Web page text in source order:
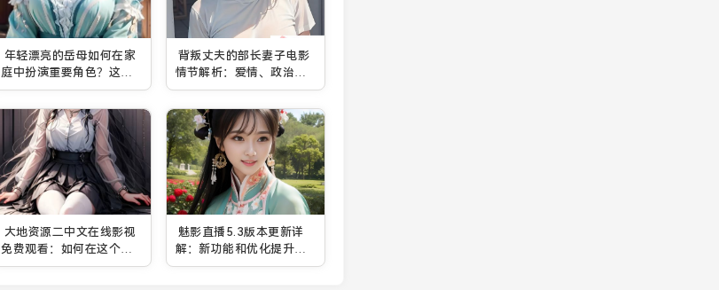
年轻漂亮的岳母如何在家
庭中扮演重要角色？这四
个方面不可忽视
背叛丈夫的部长妻子电影
情节解析：爱情、政治与
责任的复杂纠葛
大地资源二中文在线影视
免费观看：如何在这个平
台上找到你喜欢的影视资
魅影直播5.3版本更新详
解：新功能和优化提升你
的直播体验